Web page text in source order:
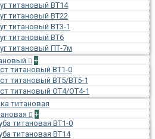
титановый ВТ14
титановый ВТ22
титановый ВТ3-1
титановый ВТ6
титановый ПТ-7м
+
титановый ВТ1-0
титановый ВТ5/ВТ5-1
титановый ОТ4/ОТ4-1
титановая
+
титановая ВТ1-0
титановая ВТ14